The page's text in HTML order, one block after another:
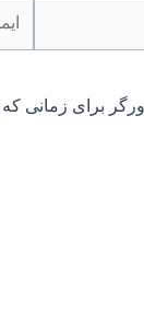
برای زمانی